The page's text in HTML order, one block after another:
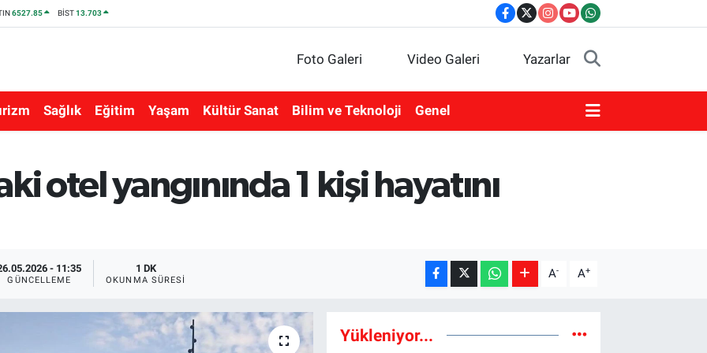
6527.85 BİST13.703
Foto Galeri Video Galeri Yazarlar
Sağlık Eğitim Yaşam Kültür Sanat Bilim ve Teknoloji Genel
otel yangınında 1 kişi hayatını
- 11:35
GÜNCELLEME
1 DK
OKUNMA SÜRESI A- A+
Yükleniyor...